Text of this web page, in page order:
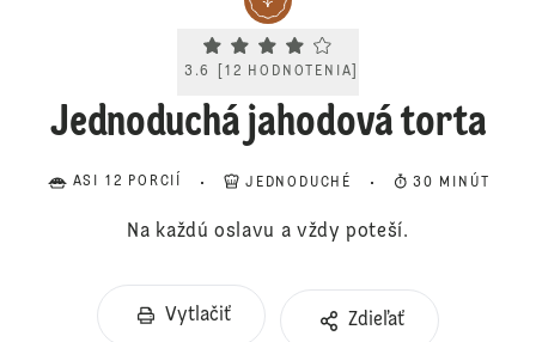
Current rating 3.6. Click to rate.
3.6 12 HODNOTENIA
Jednoduchá jahodová torta
ASI 12 PORCIÍ JEDNODUCHÉ 30 MINÚT
Na každú oslavu a vždy poteší.
Vytlačiť Zdieľať